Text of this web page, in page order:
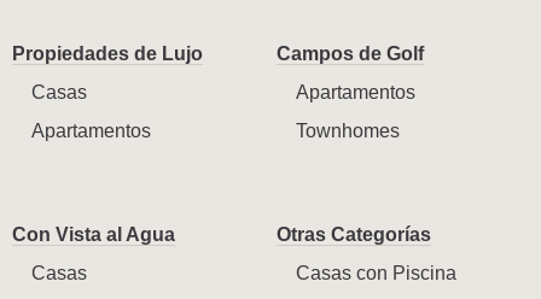
Propiedades de Lujo
Casas
Apartamentos
Campos de Golf
Apartamentos
Townhomes
Con Vista al Agua
Casas
Otras Categorías
Casas con Piscina